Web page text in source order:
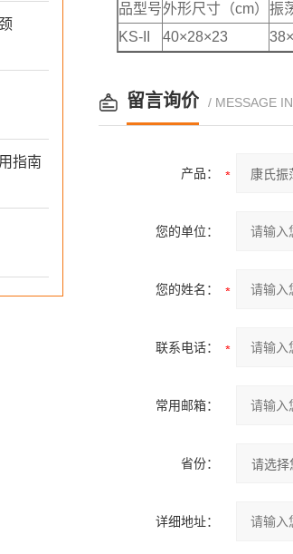
指南
品型号外形尺寸（cm） 振
KS-II
40×28×23
留言询价 / MESSAGE
产品：
您的单位：
您的姓名：
联系电话：
常用邮箱：
省份：
详细地址：